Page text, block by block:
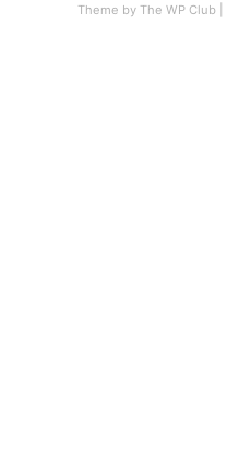
Theme by The WP Club